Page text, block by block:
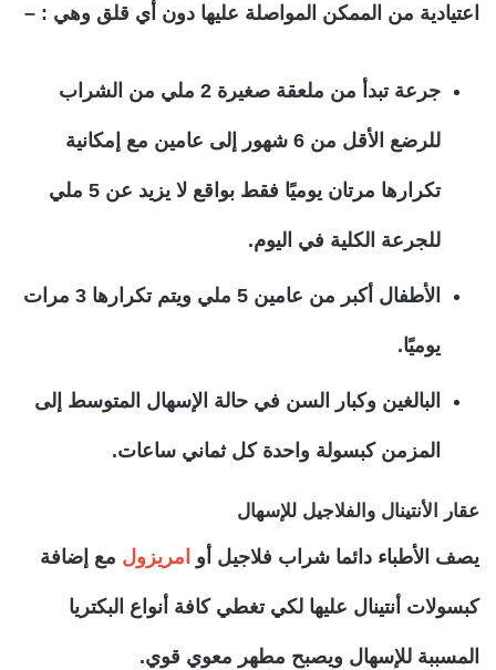
اعتيادية من الممكن المواصلة عليها دون أي قلق وهي : –
جرعة تبدأ من ملعقة صغيرة 2 ملي من الشراب
للرضع الأقل من 6 شهور إلى عامين مع إمكانية
تكرارها مرتان يوميًا فقط بواقع لا يزيد عن 5 ملي
للجرعة الكلية في اليوم.
الأطفال أكبر من عامين 5 ملي ويتم تكرارها 3 مرات
يوميًا.
البالغين وكبار السن في حالة الإسهال المتوسط إلى
المزمن كبسولة واحدة كل ثماني ساعات.
عقار الأنتينال والفلاجيل للإسهال
يصف الأطباء دائما شراب فلاجيل أو امريزول مع إضافة
كبسولات أنتينال عليها لكي تغطي كافة أنواع البكتريا
المسببة للإسهال ويصبح مطهر معوي قوي.